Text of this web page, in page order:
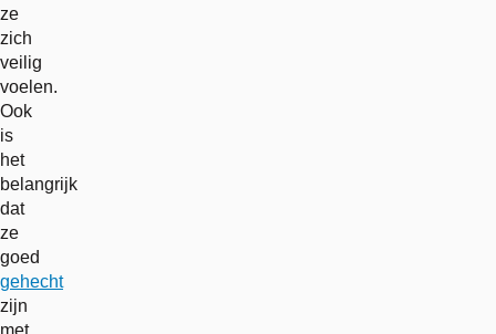
ze
zich
veilig
voelen.
Ook
is
het
belangrijk
dat
ze
goed
gehecht
zijn
met